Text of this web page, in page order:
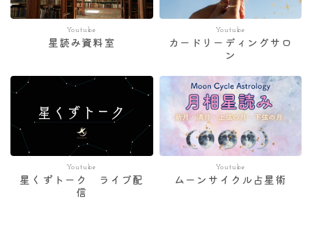
Youtube
星読み資料室
Youtube
カードリーディングサロ
ン
Youtube
星くずトーク ライブ配
信
Youtube
ムーンサイクル占星術